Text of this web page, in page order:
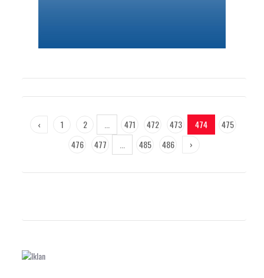
‹ 1 2 471 472 473 474
475
476
477 485 486 ›